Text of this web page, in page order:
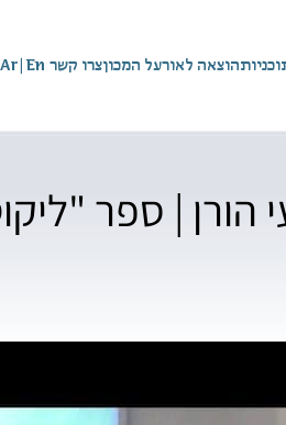
הוצאה לאורעל המכוןצרו קשר En
|
Ar
הורן | ספר